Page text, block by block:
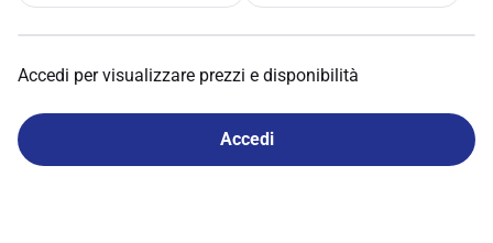
Accedi per visualizzare prezzi e disponibilità
Accedi